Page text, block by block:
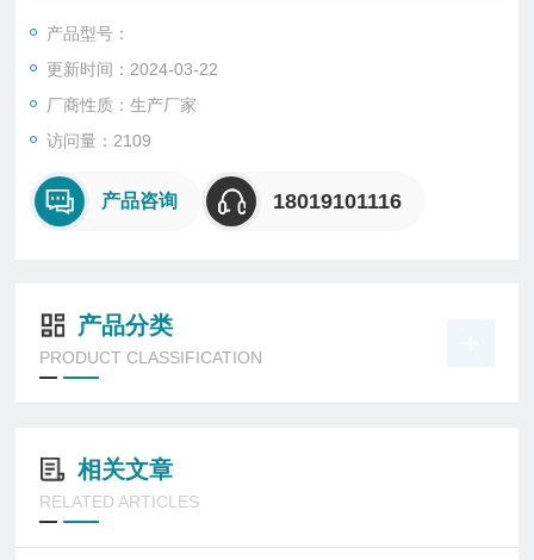
4、优化的结构设计，轻质合金外壳，防尘防水，抗冲击， 确保
灯具实现免维护，避免维护中的不安全因素。
产品型号：
更新时间：2024-03-22
厂商性质：生产厂家
访问量：2109
产品咨询 18019101116
产品分类
PRODUCT CLASSIFICATION
相关文章
RELATED ARTICLES